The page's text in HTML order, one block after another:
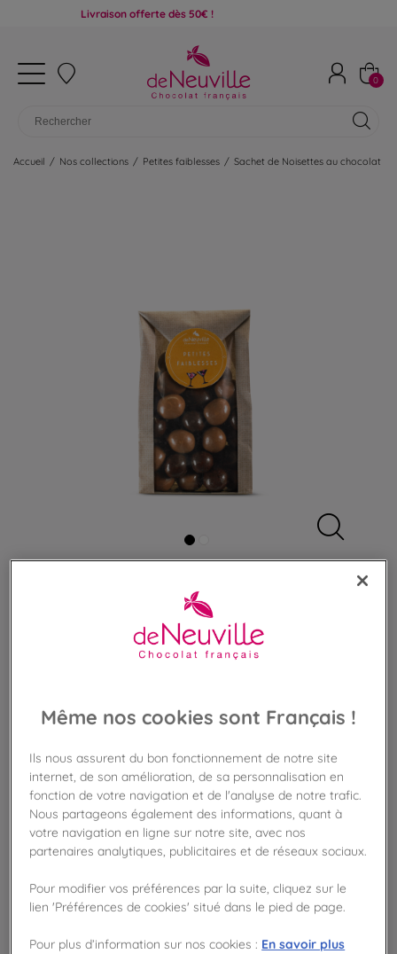
Livraison offerte dès 50€ !
0
Accueil / Nos collections / Petites faiblesses / Sachet de Noisettes au chocolat
Découvrir ce qui composeun sachet
Assortiment de noisettes enrobées de chocolat
12,90 €
Poids 160g (80,62 €/kg)
AJOUTER AU PANIER
Vérifier la disponibilité en magasin
dès 50€ d'achat
Même nos cookies sont Français !
Ils nous assurent du bon fonctionnement de notre site
internet, de son amélioration, de sa personnalisation en
fonction de votre navigation et de l'analyse de notre trafic.
Nous partageons également des informations, quant à
votre navigation en ligne sur notre site, avec nos
partenaires analytiques, publicitaires et de réseaux sociaux.
Pour modifier vos préférences par la suite, cliquez sur le
lien 'Préférences de cookies' situé dans le pied de page.
Pour plus d’information sur nos cookies : En savoir plus